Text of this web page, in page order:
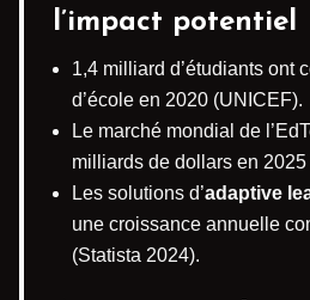
l’impact potentiel
1,4 milliard d’étudiants ont
d’école en 2020 (UNICEF).
Le marché mondial de
milliards de dollars en 2025
Les solutions d’adaptive
une croissance annuelle
(Statista 2024).